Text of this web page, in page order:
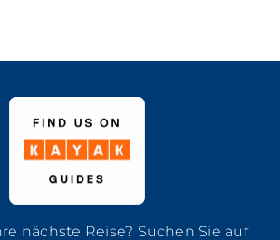
nächste Reise? Suchen Sie auf